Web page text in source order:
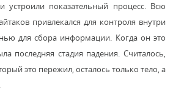
показательный процесс. Всю
привлекался для контроля внутри
для сбора информации. Когда он это
последняя стадия падения. Считалось,
это пережил, осталось только тело, а